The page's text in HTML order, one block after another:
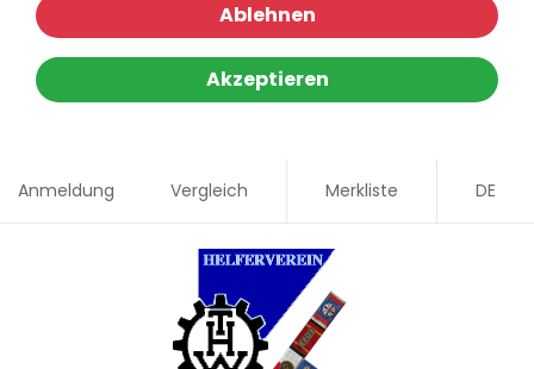
Ablehnen
Akzeptieren
Anmeldung Vergleich Merkliste DE